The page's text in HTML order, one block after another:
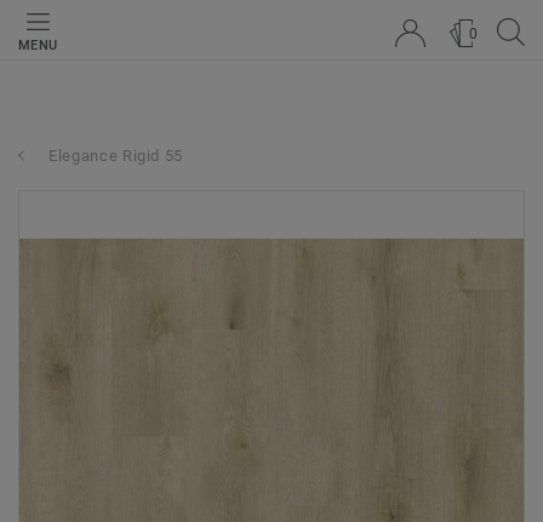
MENU
0
Elegance Rigid 55